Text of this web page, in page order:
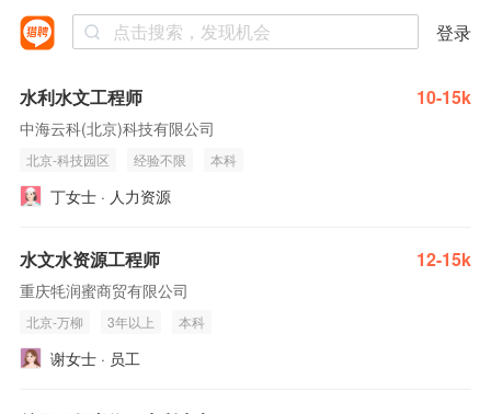
登录
水利水文工程师 10-15k
中海云科(北京)科技有限公司
北京-科技园区 经验不限 本科
丁女士 · 人力资源
水文水资源工程师 12-15k
重庆牦润蜜商贸有限公司
北京-万柳 3年以上 本科
谢女士 · 员工